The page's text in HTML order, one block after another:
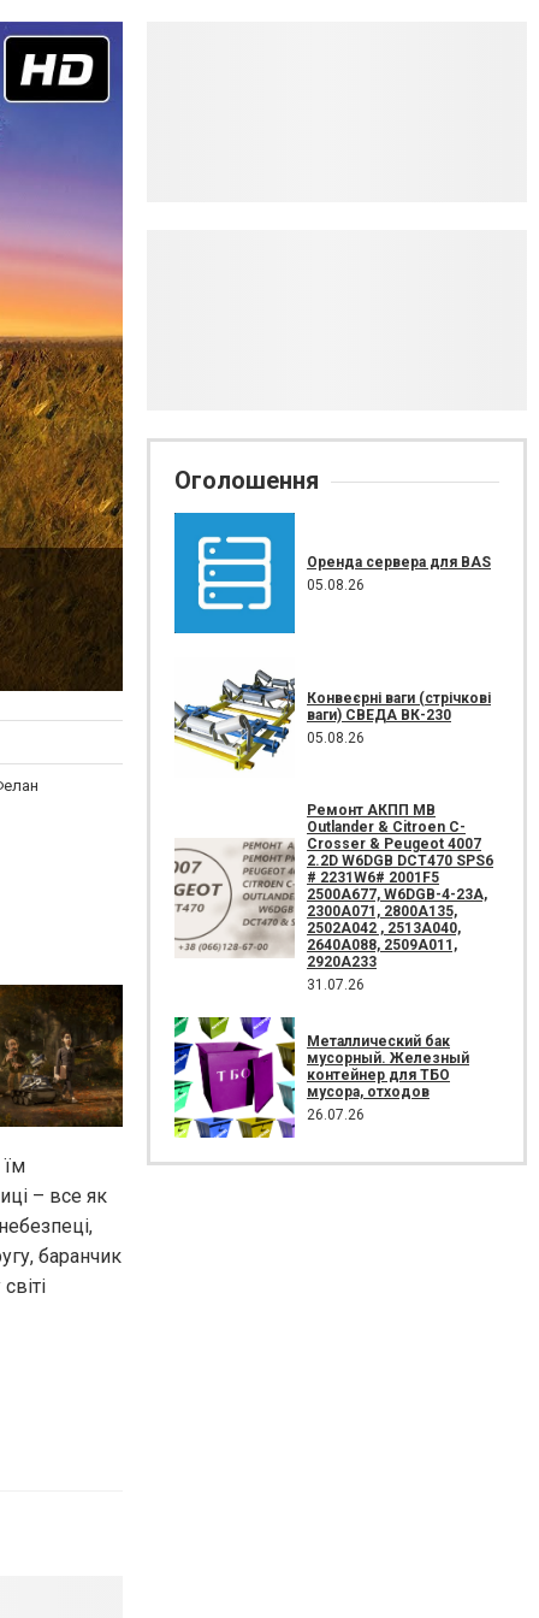
їм
– все як
баранчик
Оголошення
Оренда сервера для BAS
05.08.26
Конвеєрні ваги (стрічкові
ваги) СВЕДА ВК-230
05.08.26
Ремонт АКПП MB
Outlander & Citroen C-
Crosser & Peugeot 4007
2.2D W6DGB DCT470 SPS6
# 2231W6# 2001F5
2500A677, W6DGB-4-23A,
2300A071, 2800A135,
2502A042 , 2513A040,
2640A088, 2509A011,
2920A233
31.07.26
Металлический бак
мусорный. Железный
контейнер для ТБО
мусора, отходов
26.07.26